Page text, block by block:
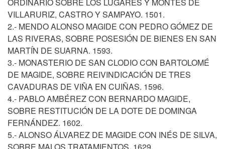
VILLARURIZ, CASTRO Y SAMPAYO. 1501.
2.- MENDO ALONSO MAGIDE CON PEDRO GÓMEZ DE
LAS RIVERAS, SOBRE POSESIÓN DE BIENES EN SAN
MARTÍN DE SUARNA. 1593.
3.- MONASTERIO DE SAN CLODIO CON BARTOLOMÉ
DE MAGIDE, SOBRE REIVINDICACIÓN DE TRES
CAVADURAS DE VIÑA EN CUIÑAS. 1596.
4.- PABLO AMBÉREZ CON BERNARDO MAGIDE,
SOBRE RESTITUCIÓN DE LA DOTE DE DOMINGA
FERNÁNDEZ. 1602.
5.- ALONSO ÁLVAREZ DE MAGIDE CON INÉS DE SILVA,
SOBRE MALOS TRATAMIENTOS. 1629.